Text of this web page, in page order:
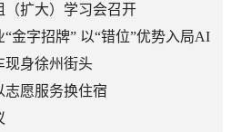
（扩大）学习会召开
金字招牌” 以“错位”优势入局AI
现身徐州街头
志愿服务换住宿